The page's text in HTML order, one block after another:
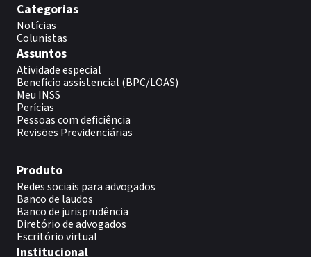
Categorias
Notícias
Colunistas
Assuntos
Atividade especial
Benefício assistencial (BPC/LOAS)
Meu INSS
Perícias
Pessoas com deficiência
Revisões Previdenciárias
Produto
Redes sociais para advogados
Banco de laudos
Banco de jurisprudência
Diretório de advogados
Escritório virtual
Institucional